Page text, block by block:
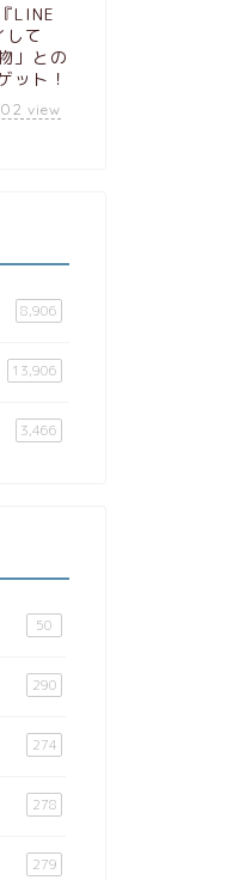
LINE
して
」との
ット！
view
8,906
13,906
3,466
50
290
274
278
279